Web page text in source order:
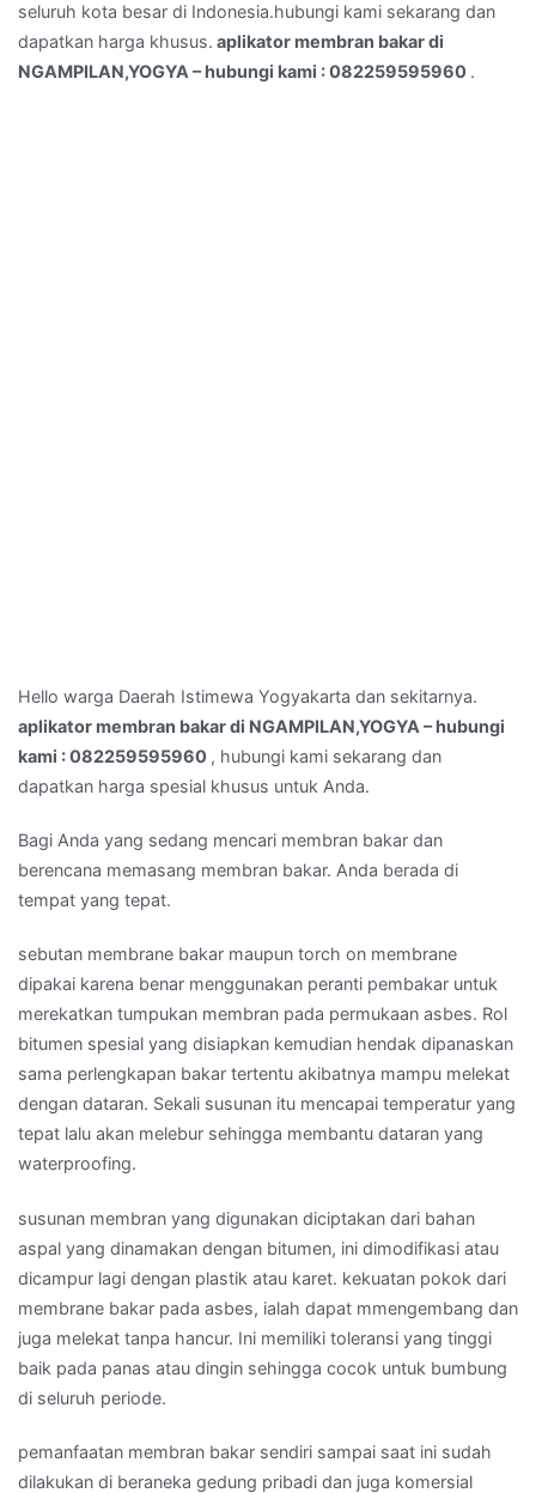
seluruh kota besar di Indonesia.hubungi kami sekarang dan
dapatkan harga khusus. aplikator membran bakar di
NGAMPILAN,YOGYA – hubungi kami : 082259595960 .
Hello warga Daerah Istimewa Yogyakarta dan sekitarnya.
aplikator membran bakar di NGAMPILAN,YOGYA – hubungi
kami : 082259595960 , hubungi kami sekarang dan
dapatkan harga spesial khusus untuk Anda.
Bagi Anda yang sedang mencari membran bakar dan
berencana memasang membran bakar. Anda berada di
tempat yang tepat.
sebutan membrane bakar maupun torch on membrane
dipakai karena benar menggunakan peranti pembakar untuk
merekatkan tumpukan membran pada permukaan asbes. Rol
bitumen spesial yang disiapkan kemudian hendak dipanaskan
sama perlengkapan bakar tertentu akibatnya mampu melekat
dengan dataran. Sekali susunan itu mencapai temperatur yang
tepat lalu akan melebur sehingga membantu dataran yang
waterproofing.
susunan membran yang digunakan diciptakan dari bahan
aspal yang dinamakan dengan bitumen, ini dimodifikasi atau
dicampur lagi dengan plastik atau karet. kekuatan pokok dari
membrane bakar pada asbes, ialah dapat mmengembang dan
juga melekat tanpa hancur. Ini memiliki toleransi yang tinggi
baik pada panas atau dingin sehingga cocok untuk bumbung
di seluruh periode.
pemanfaatan membran bakar sendiri sampai saat ini sudah
dilakukan di beraneka gedung pribadi dan juga komersial